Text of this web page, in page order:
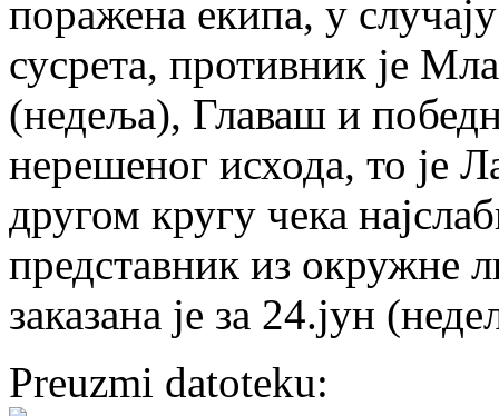
поражена екипа, у
сусрета, противник је
(недеља), Главаш и
нерешеног исхода, то је
другом кругу чека
представник из окружне
заказана је за 24.јун
Preuzmi datoteku: